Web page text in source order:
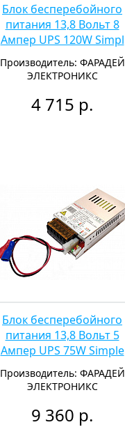
Блок бесперебойного
питания 13,8 Вольт 8
Ампер UPS 120W Simpl
Производитель: ФАРАДЕЙ
ЭЛЕКТРОНИКС
4 715 р.
Блок бесперебойного
питания 13,8 Вольт 5
Ампер UPS 75W Simple
Производитель: ФАРАДЕЙ
ЭЛЕКТРОНИКС
9 360 р.